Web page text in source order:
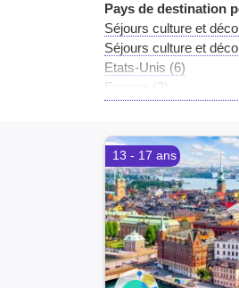
Hérault (24)
Seine-Maritime (22)
Manche (21)
Seine-et-Marne (20)
Vendée (19)
Val-d'Oise (18)
Saône-et-Loire (17)
Rhône (17)
Vienne (16)
Haute-Saône (15)
Puy-de-Dôme (15)
Val-de-Marne (14)
Pays de destination
Séjours culture et
Séjours culture et
Etats-Unis (6)
Ecosse (3)
Tunisie (1)
Pays-Bas (1)
Afrique du Sud (1)
Indonésie (1)
13 - 17 ans